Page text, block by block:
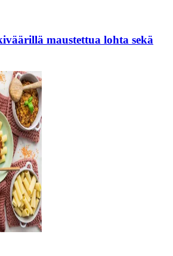
maustettua lohta sekä